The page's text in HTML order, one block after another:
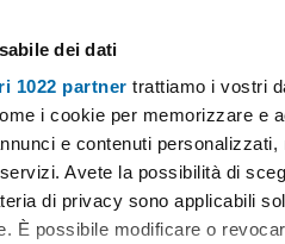
dei dati
1022 partner trattiamo i vostri
i cookie per memorizzare e
e contenuti
Avete la possibilità di
di privacy sono applicabili
È possibile modificare o
Scegli la zona Prezzo
Appartamenti affitto ponte vetero
(11 immobili)